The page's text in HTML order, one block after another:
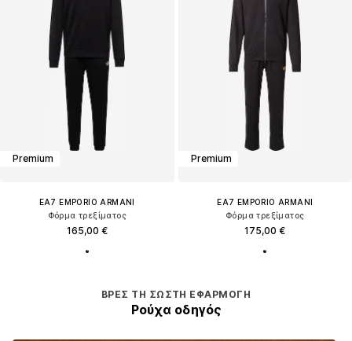
Premium
EA7 EMPORIO ARMANI
Φόρμα τρεξίματος
165,00 €
Premium
EA7 EMPORIO ARMANI
Φόρμα τρεξίματος
175,00 €
ΒΡΕΣ ΤΗ ΣΩΣΤΉ ΕΦΑΡΜΟΓΉ
Ρούχα οδηγός